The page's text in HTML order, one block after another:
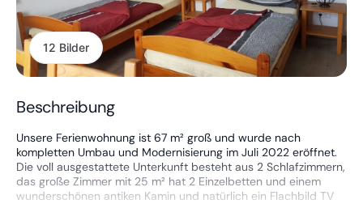
12 Bilder
Beschreibung
Unsere Ferienwohnung ist 67 m² groß und wurde nach
kompletten Umbau und Modernisierung im Juli 2022 eröffnet.
Die voll ausgestattete Unterkunft besteht aus 2 Schlafzimmern,
das große Zimmer mit 25 m² hat 2 Einzelbetten und einem
wunderschönen antiken Kamin und natürlich ein Flachbild TV